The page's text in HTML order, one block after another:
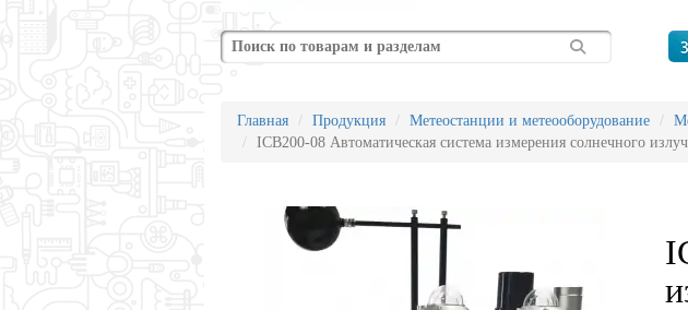
Поиск
Главная Продукция Метеостанции и метеооборудование
ICB200-08 Автоматическая система измерения солнечного